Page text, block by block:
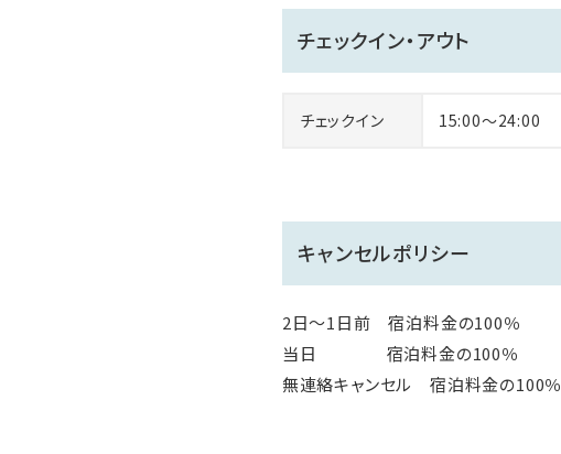
チェックイン・アウト
チェックイン 15:00～24:00
キャンセルポリシー
2日～1日前 宿泊料金の100％
当日 宿泊料金の100％
無連絡キャンセル 宿泊料金の100％